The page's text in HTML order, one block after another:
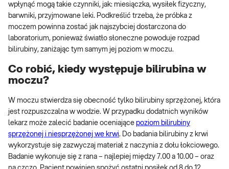
wpłynąć mogą takie czynniki, jak: miesiączka, wysiłek fizyczny,
barwniki, przyjmowane leki. Podkreślić trzeba, że próbka z
moczem powinna zostać jak najszybciej dostarczona do
laboratorium, ponieważ światło słoneczne powoduje rozpad
bilirubiny, zaniżając tym samym jej poziom w moczu.
Co robić, kiedy występuje bilirubina w
moczu?
W moczu stwierdza się obecność tylko bilirubiny sprzężonej, która
jest rozpuszczalna w wodzie. W przypadku dodatnich wyników
lekarz może zalecić badanie oceniające poziom bilirubiny
sprzężonej i niesprzężonej we krwi. Do badania bilirubiny z krwi
wykorzystuje się zazwyczaj materiał z naczynia z dołu łokciowego.
Badanie wykonuje się z rana – najlepiej między 7.00 a 10.00 – oraz